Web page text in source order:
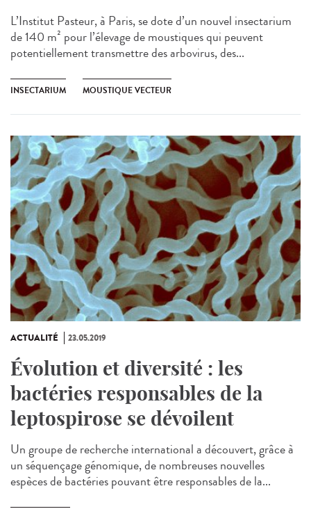
L’Institut Pasteur, à Paris, se dote d’un nouvel insectarium
de 140 m² pour l’élevage de moustiques qui peuvent
potentiellement transmettre des arbovirus, des...
INSECTARIUM MOUSTIQUE VECTEUR
ACTUALITÉ 23.05.2019
Évolution et diversité : les
bactéries responsables de la
leptospirose se dévoilent
Un groupe de recherche international a découvert, grâce à
un séquençage génomique, de nombreuses nouvelles
espèces de bactéries pouvant être responsables de la...